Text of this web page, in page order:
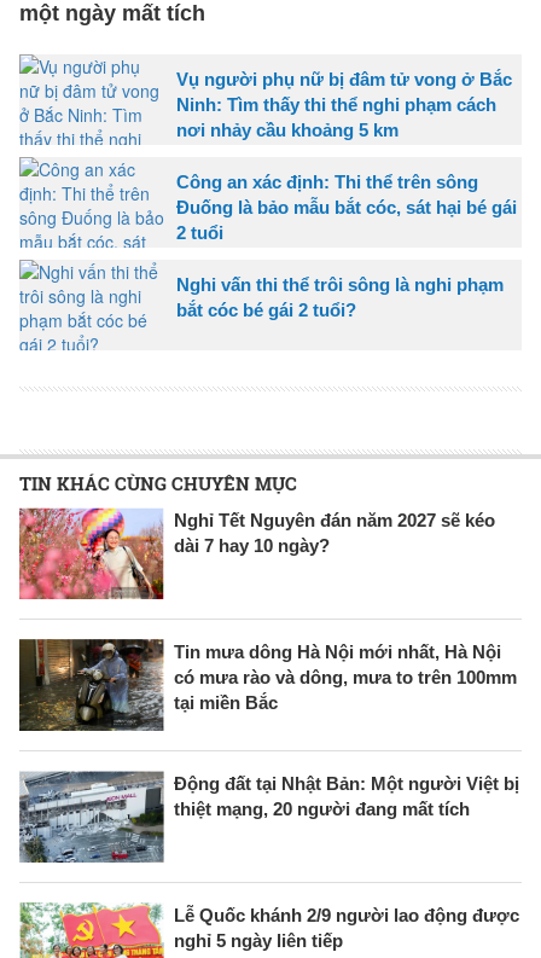
một ngày mất tích
Vụ người phụ nữ bị đâm tử vong ở Bắc
Ninh: Tìm thấy thi thể nghi phạm cách
nơi nhảy cầu khoảng 5 km
Công an xác định: Thi thể trên sông
Đuống là bảo mẫu bắt cóc, sát hại bé gái
2 tuổi
Nghi vấn thi thể trôi sông là nghi phạm
bắt cóc bé gái 2 tuổi?
TIN KHÁC CÙNG CHUYÊN MỤC
Nghỉ Tết Nguyên đán năm 2027 sẽ kéo
dài 7 hay 10 ngày?
Tin mưa dông Hà Nội mới nhất, Hà Nội
có mưa rào và dông, mưa to trên 100mm
tại miền Bắc
Động đất tại Nhật Bản: Một người Việt bị
thiệt mạng, 20 người đang mất tích
Lễ Quốc khánh 2/9 người lao động được
nghỉ 5 ngày liên tiếp